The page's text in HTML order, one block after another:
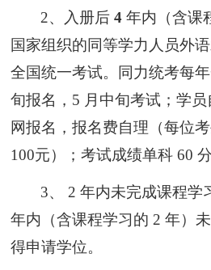
2、入册后4 年内（含课
国家组织的同等学力人员外
全国统一考试。同力统考每
旬报名，5 月中旬考试；学
网报名，报名费自理（每位
100元）；考试成绩单科 60
3、 2 年内未完成课程学
年内（含课程学习的 2 年）
得申请学位。